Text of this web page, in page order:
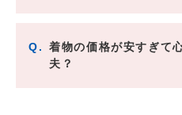
Q.
着物の価格が安すぎて
夫？